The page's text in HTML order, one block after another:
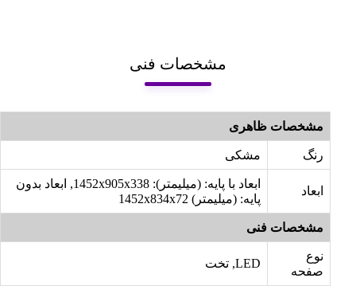
مشخصات فنی
مشخصات ظاهری
رنگ مشکی
ابعاد
ابعاد با پایه: (میلیمتر): 1452x905x338, ابعاد بدون
پایه: (میلیمتر) 1452x834x72
مشخصات فنی
نوع
صفحه
LED, تخت